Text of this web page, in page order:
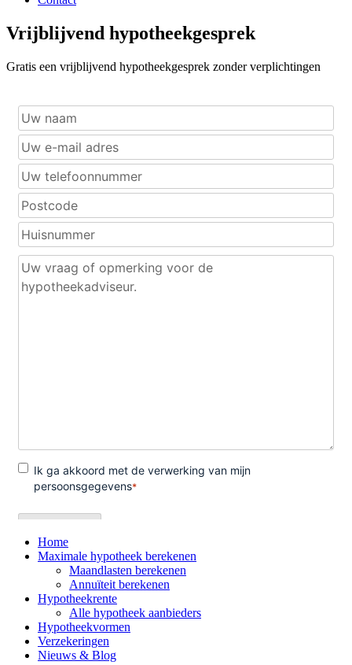
Vrijblijvend hypotheekgesprek
Gratis een vrijblijvend hypotheekgesprek zonder verplichtingen
Home
Maximale hypotheek berekenen
Maandlasten berekenen
Annuïteit berekenen
Hypotheekrente
Alle hypotheek aanbieders
Hypotheekvormen
Verzekeringen
Nieuws & Blog